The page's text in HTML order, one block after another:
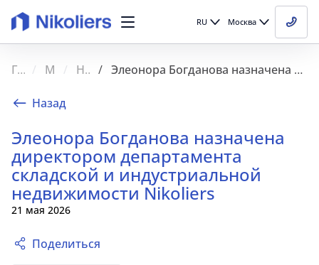
RU Москва
Главная Медиа Новости Элеонора Богданова назначена директором департамента складской и индустриальной недвижимости Nikoliers
Назад
Элеонора Богданова назначена
директором департамента
складской и индустриальной
недвижимости Nikoliers
21 мая 2026
Поделиться